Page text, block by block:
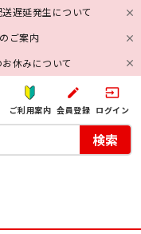
遅延発生について
ご案内
休みについて
ご利用案内
create
会員登録
input
ログイン
検索